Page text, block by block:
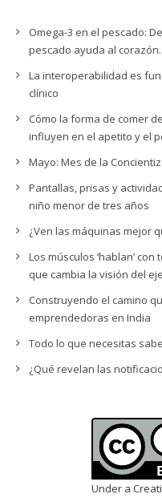
Omega-3 en el pescado:
pescado ayuda al corazón.
La interoperabilidad es
clínico
Cómo la forma de comer
influyen en el apetito y el
Mayo: Mes de la
Pantallas, prisas y
niño menor de tres años
¿Ven las máquinas mejor
Los músculos ‘hablan’
que cambia la visión del
Construyendo el camino
emprendedoras en India
Todo lo que necesitas
¿Qué revelan las
Under a